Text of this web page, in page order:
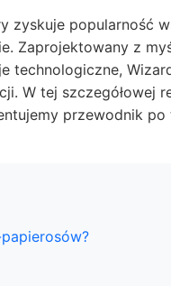
zyskuje popularność
Zaprojektowany z
technologiczne,
W tej szczegółowej
przewodnik po